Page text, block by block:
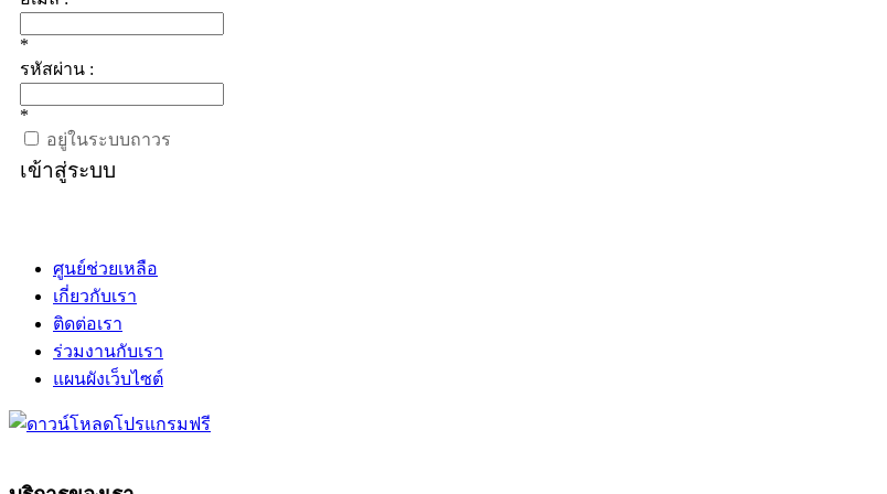
*
รหัสผ่าน :
*
อยู่ในระบบถาวร
เข้าสู่ระบบ
ศูนย์ช่วยเหลือ
เกี่ยวกับเรา
ติดต่อเรา
ร่วมงานกับเรา
แผนผังเว็บไซต์